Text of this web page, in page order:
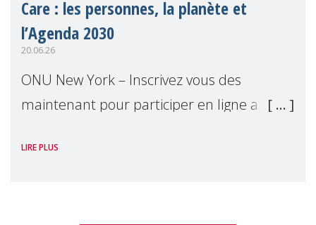
Care : les personnes, la planète et
l’Agenda 2030
20.06.26
ONU New York – Inscrivez vous des
maintenant pour participer en ligne a
Politique de Haut Niveau 2026. Cet
LIRE PLUS